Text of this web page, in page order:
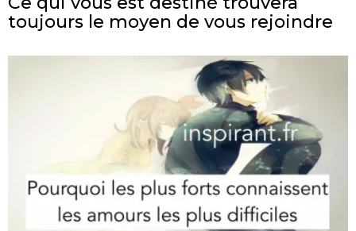
toujours le moyen de vous rejoindre